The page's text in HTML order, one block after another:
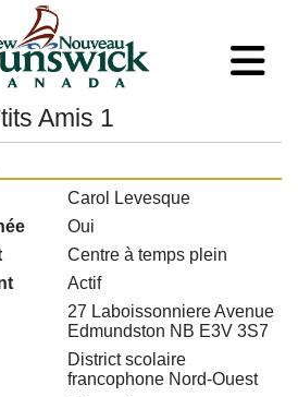
Amis 1
Carol Levesque
Oui
Centre à temps plein
Actif
27 Laboissonniere Avenue
Edmundston NB E3V 3S7
District scolaire
francophone Nord-Ouest